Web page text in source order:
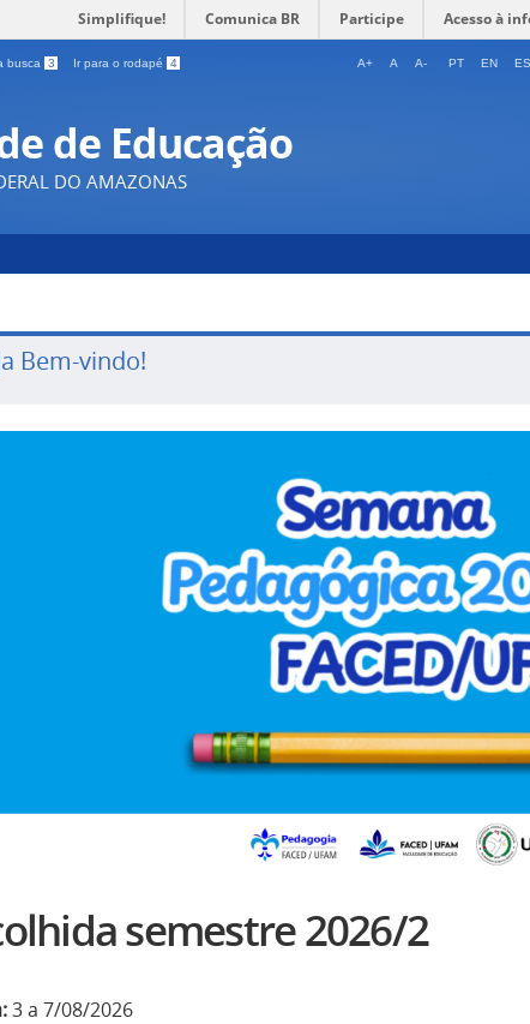
Simplifique! Comunica BR Participe Acesso à
busca 3 Ir para o rodapé 4 A+ A A- PT EN ES
de Educação
DO AMAZONAS
Bem-vindo!
semestre 2026/2
3 a 7/08/2026